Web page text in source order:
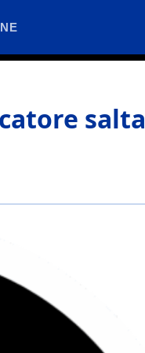
salta